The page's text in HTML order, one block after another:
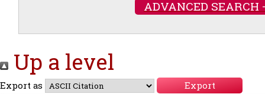
ADVANCED SEARCH
Up a level
Export as